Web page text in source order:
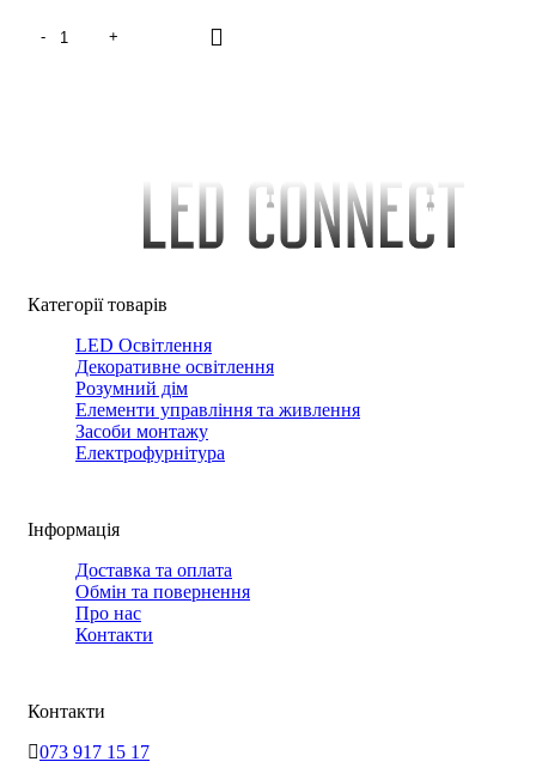
Категорії товарів
LED Освітлення
Декоративне освітлення
Розумний дім
Елементи управління та живлення
Засоби монтажу
Електрофурнітура
Інформація
Доставка та оплата
Обмін та повернення
Про нас
Контакти
Контакти
073 917 15 17